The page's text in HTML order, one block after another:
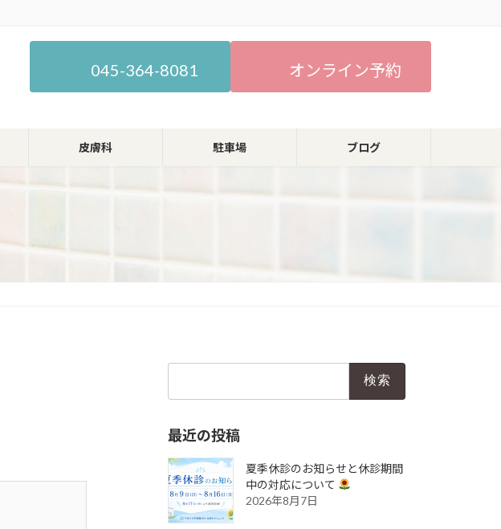
045-364-8081 オンライン予約
皮膚科 駐車場 ブログ
最近の投稿
夏季休診のお知らせと休診期間
中の対応について
2026年8月7日